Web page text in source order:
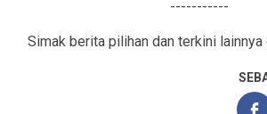
-----------
Simak berita pilihan dan terkini lainnya